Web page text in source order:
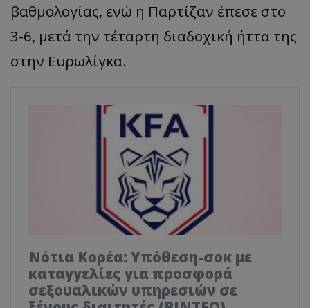
βαθμολογίας, ενώ η Παρτίζαν έπεσε στο
3-6, μετά την τέταρτη διαδοχική ήττα της
στην Ευρωλίγκα.
Νότια Κορέα: Υπόθεση-σοκ με
καταγγελίες για προσφορά
σεξουαλικών υπηρεσιών σε